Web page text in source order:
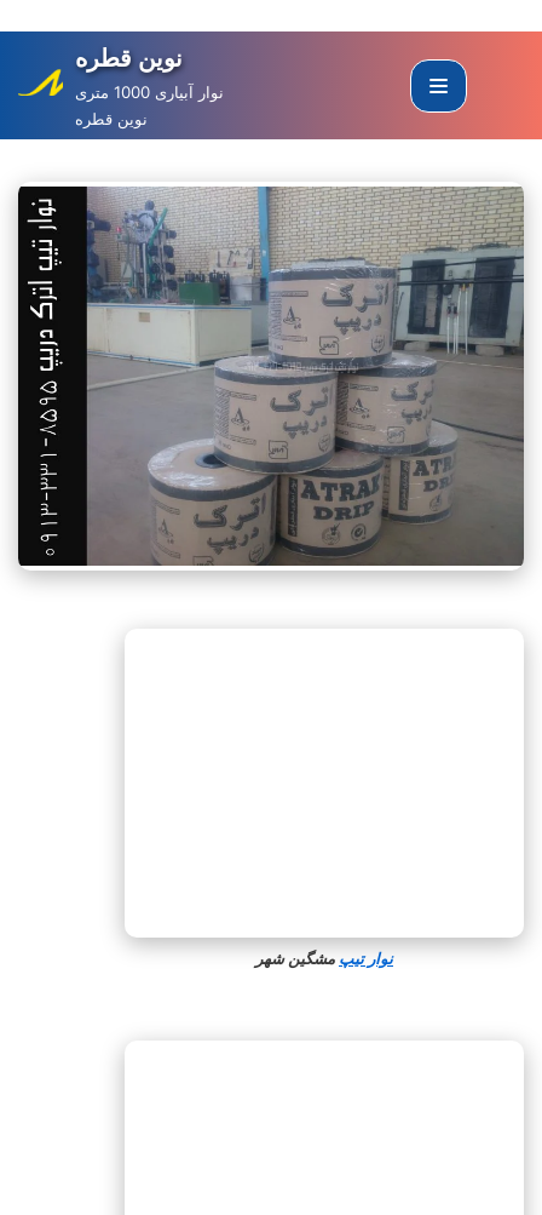
to
content
نوین قطره
نوار آبیاری 1000 متری
نوین قطره
نوار تیپ مشگین‌ شهر